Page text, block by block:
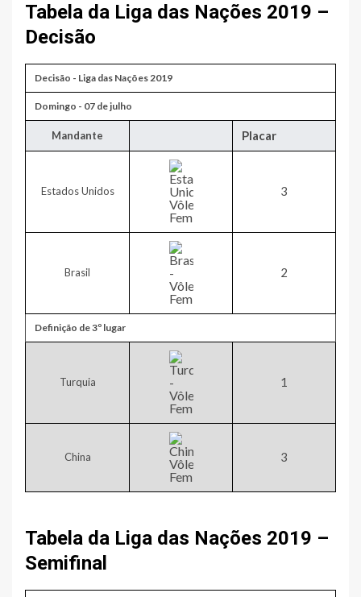
Tabela da Liga das Nações 2019 – ​
Decisão
​Decisão - Liga das Nações 2019
​​Domingo - 07 de julho
​Mandante Placar
Estados Unidos ​3
Brasil ​2
​Definição de 3º lugar
Turquia ​1
China ​3
Tabela da Liga das Nações 2019 –
Semifinal